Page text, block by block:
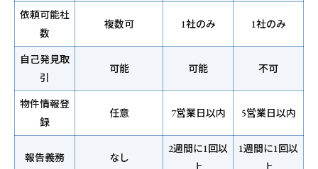
依頼可能社
数
複数可 1社のみ 1社のみ
自己発見取
引
可能 可能 不可
物件情報登
録
任意 7営業日以内 5営業日以内
報告義務 なし
2週間に1回以
1週間に1回以